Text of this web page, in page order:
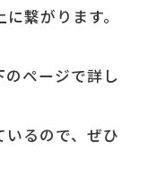
繋がります。
ページで詳し
るので、ぜひ